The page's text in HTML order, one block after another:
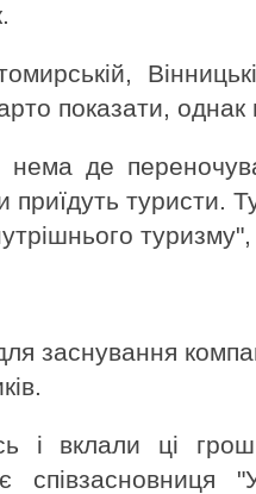
показати,
нема де
туристи.
заснування
і вклали ці
співзасновниця